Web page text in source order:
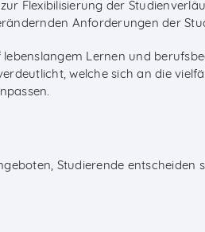
Flexibilisierung der
Anforderungen der
Lernen und
welche sich an die
Studierende entscheiden